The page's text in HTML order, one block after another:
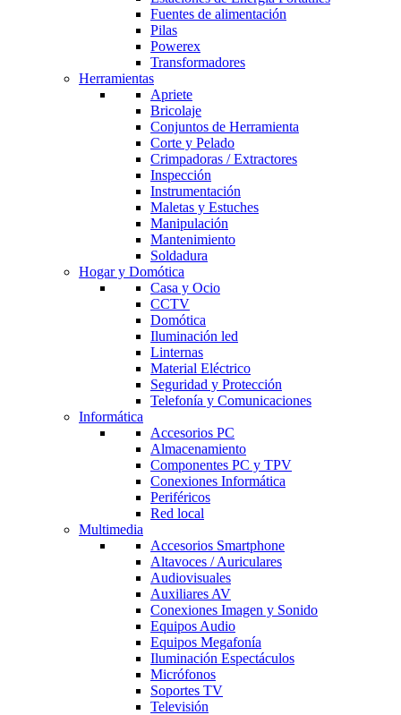
Fuentes de alimentación
Pilas
Powerex
Transformadores
Herramientas
Apriete
Bricolaje
Conjuntos de Herramienta
Corte y Pelado
Crimpadoras / Extractores
Inspección
Instrumentación
Maletas y Estuches
Manipulación
Mantenimiento
Soldadura
Hogar y Domótica
Casa y Ocio
CCTV
Domótica
Iluminación led
Linternas
Material Eléctrico
Seguridad y Protección
Telefonía y Comunicaciones
Informática
Accesorios PC
Almacenamiento
Componentes PC y TPV
Conexiones Informática
Periféricos
Red local
Multimedia
Accesorios Smartphone
Altavoces / Auriculares
Audiovisuales
Auxiliares AV
Conexiones Imagen y Sonido
Equipos Audio
Equipos Megafonía
Iluminación Espectáculos
Micrófonos
Soportes TV
Televisión